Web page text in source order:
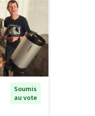
Soumis
au vote